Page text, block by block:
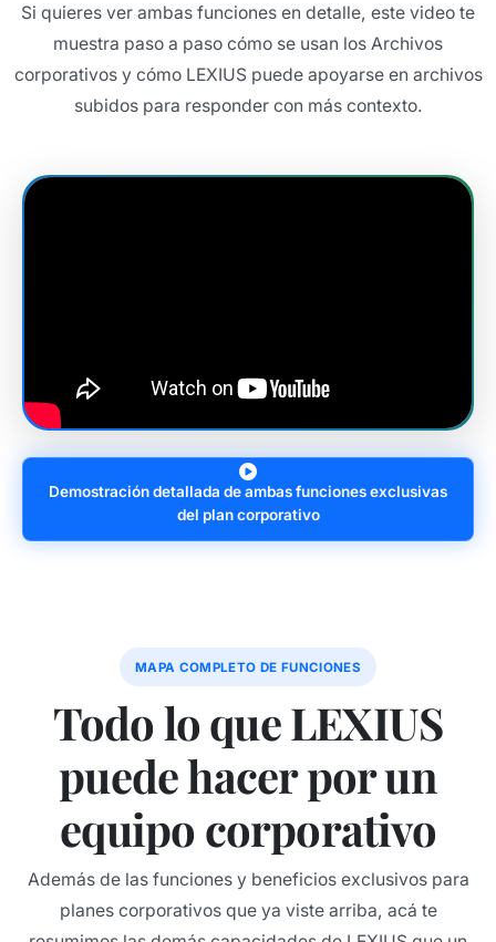
Si quieres ver ambas funciones en detalle, este video te
muestra paso a paso cómo se usan los Archivos
corporativos y cómo LEXIUS puede apoyarse en archivos
subidos para responder con más contexto.
Demostración detallada de ambas funciones exclusivas
del plan corporativo
MAPA COMPLETO DE FUNCIONES
Todo lo que LEXIUS
puede hacer por un
equipo corporativo
Además de las funciones y beneficios exclusivos para
planes corporativos que ya viste arriba, acá te